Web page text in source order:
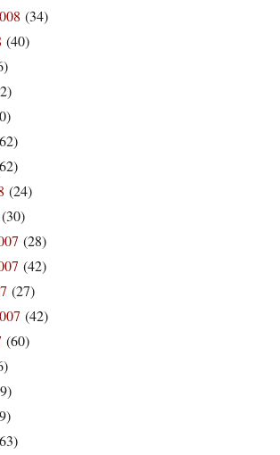
(34)
(40)
(24)
(30)
(28)
(42)
(27)
(42)
(60)